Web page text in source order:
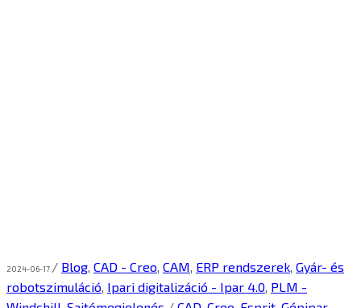
2024-06-17 / Blog, CAD - Creo, CAM, ERP rendszerek, Gyár- és
robotszimuláció, Ipari digitalizáció - Ipar 4.0, PLM -